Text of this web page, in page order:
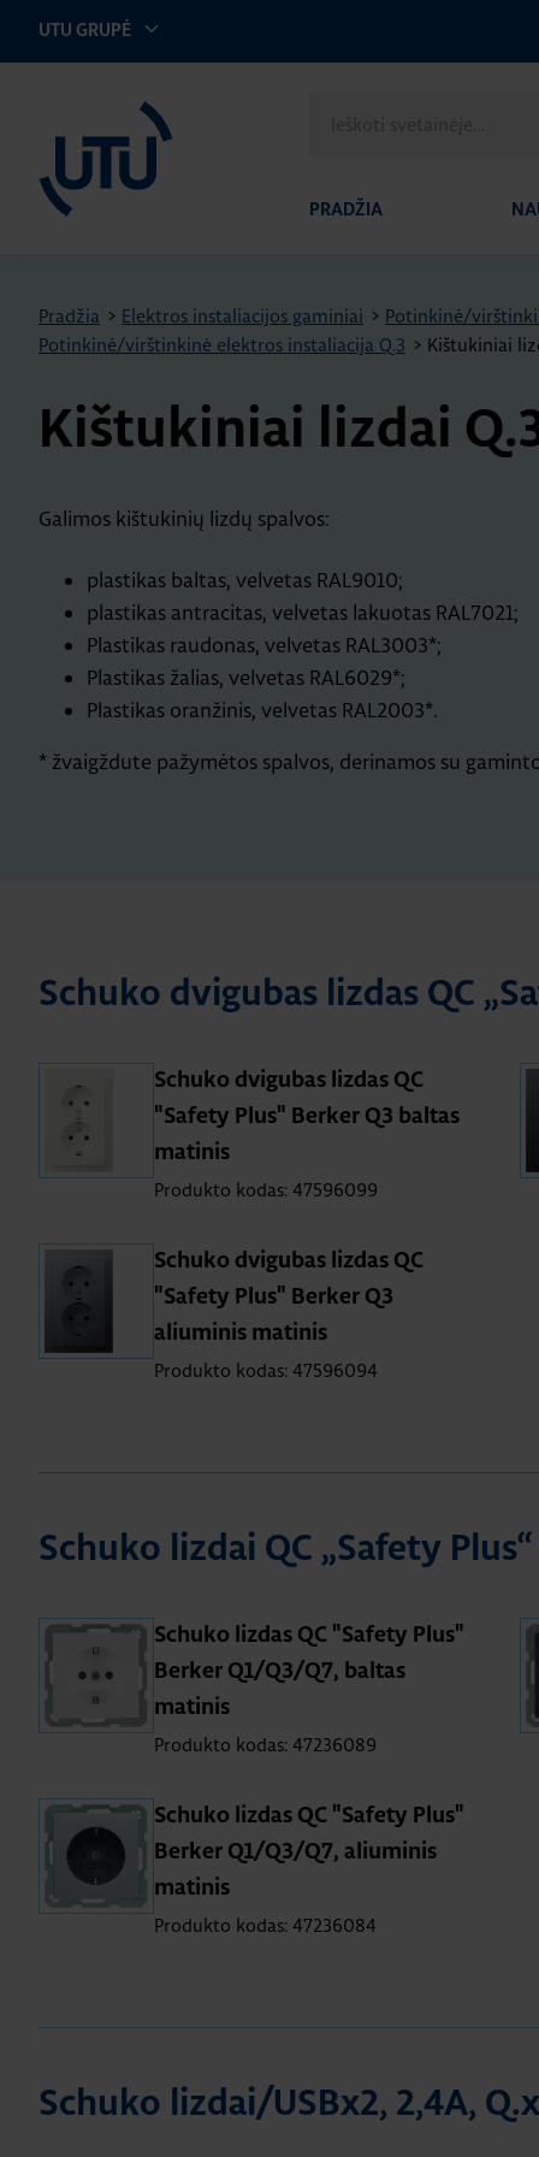
UTU GRUPĖ
svetainėje
PRADŽIA
Pradžia > Elektros instaliacijos gaminiai > Potinkinė/
Potinkinė/virštinkinė elektros instaliacija Q.3 > Kištukiniai
Kištukiniai lizdai
Galimos kištukinių lizdų spalvos:
plastikas baltas, velvetas RAL9010;
plastikas antracitas, velvetas lakuotas RAL7021;
Plastikas raudonas, velvetas RAL3003*;
Plastikas žalias, velvetas RAL6029*;
Plastikas oranžinis, velvetas RAL2003*.
* žvaigždute pažymėtos spalvos, derinamos su
Schuko dvigubas lizdas QC
Schuko dvigubas lizdas QC
"Safety Plus" Berker Q3 baltas
matinis
Produkto kodas: 47596099
Schuko dvigubas lizdas QC
"Safety Plus" Berker Q3
aliuminis matinis
Produkto kodas: 47596094
Schuko lizdai QC „Safety Plus“
Schuko lizdas QC "Safety Plus"
Berker Q1/Q3/Q7, baltas
matinis
Produkto kodas: 47236089
Schuko lizdas QC "Safety Plus"
Berker Q1/Q3/Q7, aliuminis
matinis
Produkto kodas: 47236084
Schuko lizdai/USBx2, 2,4A, Q.x